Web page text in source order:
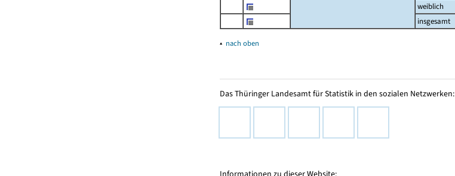
weiblich
insgesamt
▴ nach oben
Das Thüringer Landesamt für Statistik in den sozialen Netzwerken: